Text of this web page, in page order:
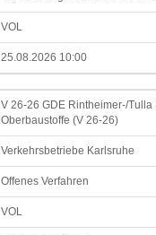
VOL
25.08.2026 10:00
V 26-26 GDE Rintheimer-/Tulla
Oberbaustoffe (V 26-26)
Verkehrsbetriebe Karlsruhe
Offenes Verfahren
VOL